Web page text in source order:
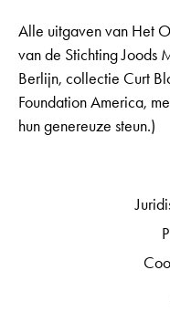
Alle uitgaven van Het
van de Stichting Joods
Berlijn, collectie Curt
Foundation America,
hun genereuze steun.)